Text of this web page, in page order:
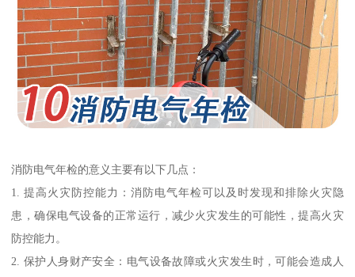
消防电气年检的意义主要有以下几点：
1. 提高火灾防控能力：消防电气年检可以及时发现和排除火灾隐
患，确保电气设备的正常运行，减少火灾发生的可能性，提高火灾
防控能力。
2. 保护人身财产安全：电气设备故障或火灾发生时，可能会造成人